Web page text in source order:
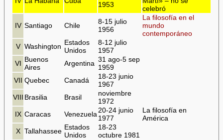
1953
celebró
IV Santiago Chile
8-15 julio
1956
La filosofía en el
mundo
contemporáneo
V Washington
Estados
Unidos
8-12 julio
1957
VI
Buenos
Aires
Argentina
31 ago-5 sep
1959
VII
Quebec Canadá
18-23 junio
1967
VIII
Brasilia Brasil
noviembre
1972
IX Caracas Venezuela
20-24 junio
1977
La filosofía en
América
X Tallahassee
Estados
Unidos
18-23
octubre 1981